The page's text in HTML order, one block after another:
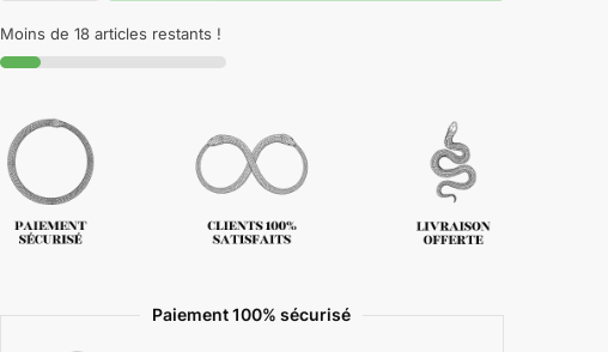
Moins de 18 articles restants !
Paiement 100% sécurisé